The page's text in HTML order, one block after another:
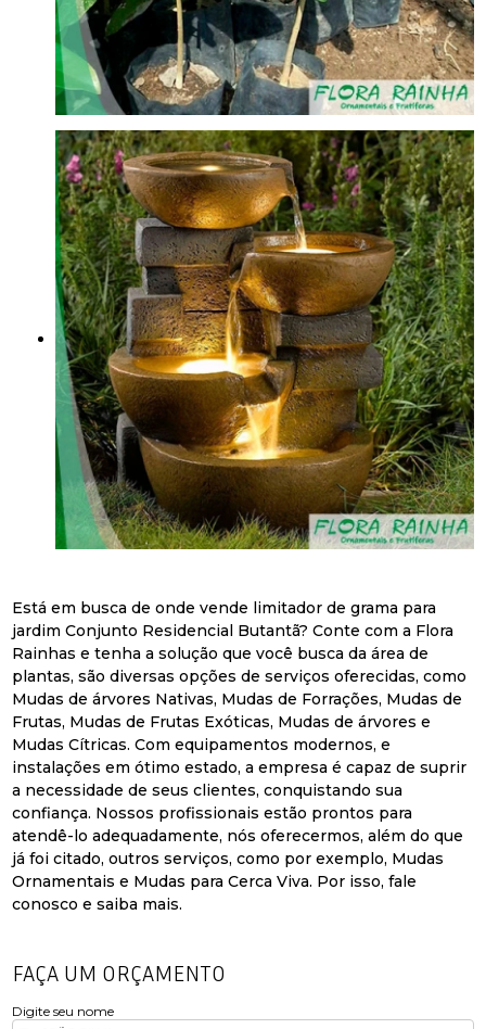
Está em busca de onde vende limitador de grama para
jardim Conjunto Residencial Butantã? Conte com a Flora
Rainhas e tenha a solução que você busca da área de
plantas, são diversas opções de serviços oferecidas, como
Mudas de árvores Nativas, Mudas de Forrações, Mudas de
Frutas, Mudas de Frutas Exóticas, Mudas de árvores e
Mudas Cítricas. Com equipamentos modernos, e
instalações em ótimo estado, a empresa é capaz de suprir
a necessidade de seus clientes, conquistando sua
confiança. Nossos profissionais estão prontos para
atendê-lo adequadamente, nós oferecermos, além do que
já foi citado, outros serviços, como por exemplo, Mudas
Ornamentais e Mudas para Cerca Viva. Por isso, fale
conosco e saiba mais.
FAÇA UM ORÇAMENTO
Digite seu nome